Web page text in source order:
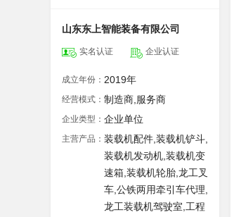
山东东上智能装备有限公司
实名认证 企业认证
成立年份： 2019年
经营模式： 制造商,服务商
企业类型： 企业单位
主营产品： 装载机配件,装载机铲斗,
装载机发动机,装载机变
速箱,装载机轮胎,龙工叉
车,公铁两用牵引车代理,
龙工装载机驾驶室,工程